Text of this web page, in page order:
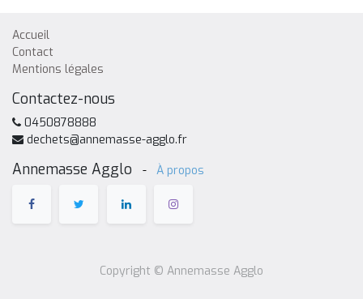
Accueil
Contact
Mentions légales
Contactez-nous
0450878888
dechets@annemasse-agglo.fr
Annemasse Agglo - À propos
Copyright © Annemasse Agglo